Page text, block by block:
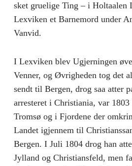
sket gruelige Ting – i Holtaalen
Lexviken et Barnemord under
Vanvid.
I Lexviken blev Ugjerningen
Venner, og Øvrigheden tog det
sendt til Bergen, drog saa atter
arresteret i Christiania, var 1803
Tromsø og i Fjordene der
Landet igjennem til
Bergen. I Juli 1804 drog han
Jylland og Christiansfeld, men